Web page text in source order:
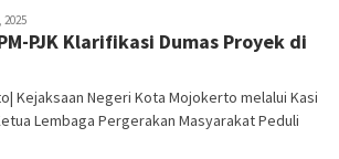
2025
PJK Klarifikasi Dumas Proyek di
Kejaksaan Negeri Kota Mojokerto melalui Kasi
Lembaga Pergerakan Masyarakat Peduli